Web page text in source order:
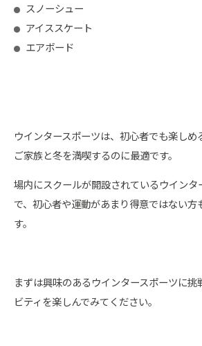
スノーシュー
アイススケート
エアボード
ウインタースポーツは、初心者でも楽し
ご家族と冬を満喫するのに最適です。
場内にスクールが開設されているウインタ
で、初心者や運動があまり得意ではない方
す。
まずは興味のあるウインタースポーツに挑
ビティを楽しんでみてください。